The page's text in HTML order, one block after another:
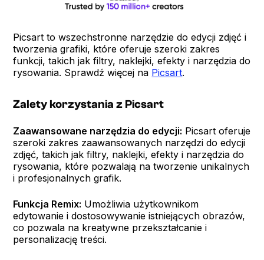
Picsart to wszechstronne narzędzie do edycji zdjęć i
tworzenia grafiki, które oferuje szeroki zakres
funkcji, takich jak filtry, naklejki, efekty i narzędzia do
rysowania. Sprawdź więcej na Picsart.
Zalety korzystania z Picsart
Zaawansowane narzędzia do edycji: Picsart oferuje
szeroki zakres zaawansowanych narzędzi do edycji
zdjęć, takich jak filtry, naklejki, efekty i narzędzia do
rysowania, które pozwalają na tworzenie unikalnych
i profesjonalnych grafik.
Funkcja Remix: Umożliwia użytkownikom
edytowanie i dostosowywanie istniejących obrazów,
co pozwala na kreatywne przekształcanie i
personalizację treści.